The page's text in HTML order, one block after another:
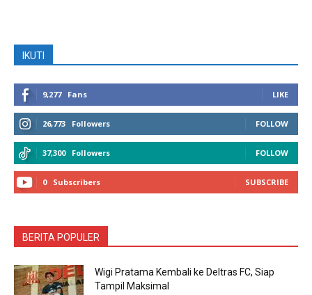
IKUTI
9,277 Fans LIKE
26,773 Followers FOLLOW
37,300 Followers FOLLOW
0 Subscribers SUBSCRIBE
BERITA POPULER
Wigi Pratama Kembali ke Deltras FC, Siap
Tampil Maksimal